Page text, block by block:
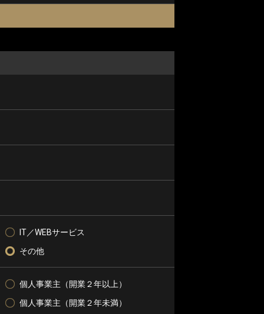
IT／WEBサービス
その他
個人事業主（開業２年以上）
個人事業主（開業２年未満）